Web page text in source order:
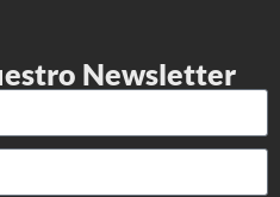
Newsletter